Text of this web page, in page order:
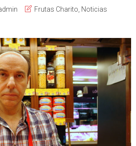
Frutas Charito Noticias